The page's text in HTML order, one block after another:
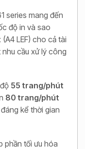
series mang đến
độ in và sao
(A4 LEF) cho cả tài
cầu xử lý công
55 trang/phút
80 trang/phút
kể thời gian
phần tối ưu hóa